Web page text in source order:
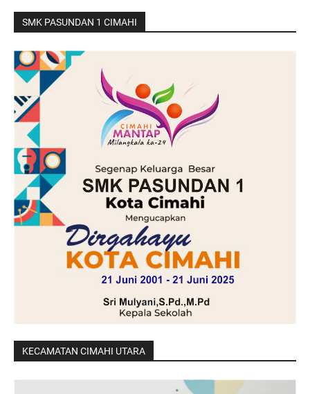
SMK PASUNDAN 1 CIMAHI
KECAMATAN CIMAHI UTARA